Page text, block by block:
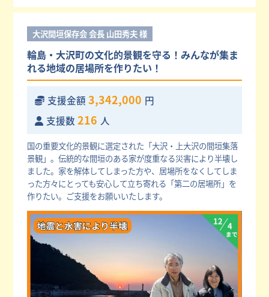
大沢間垣保存会 会長 山田秀夫 様
輪島・大沢町の文化的景観を守る！みんなが集ま
れる地域の居場所を作りたい！
支援金額 3,342,000 円
支援数 216 人
国の重要文化的景観に選定された「大沢・上大沢の間垣集落
景観」。伝統的な間垣のある家が度重なる災害により半壊し
ました。家を解体してしまった方や、居場所をなくしてしま
った方々にとっても安心して立ち寄れる「第二の居場所」を
作りたい。ご支援をお願いいたします。